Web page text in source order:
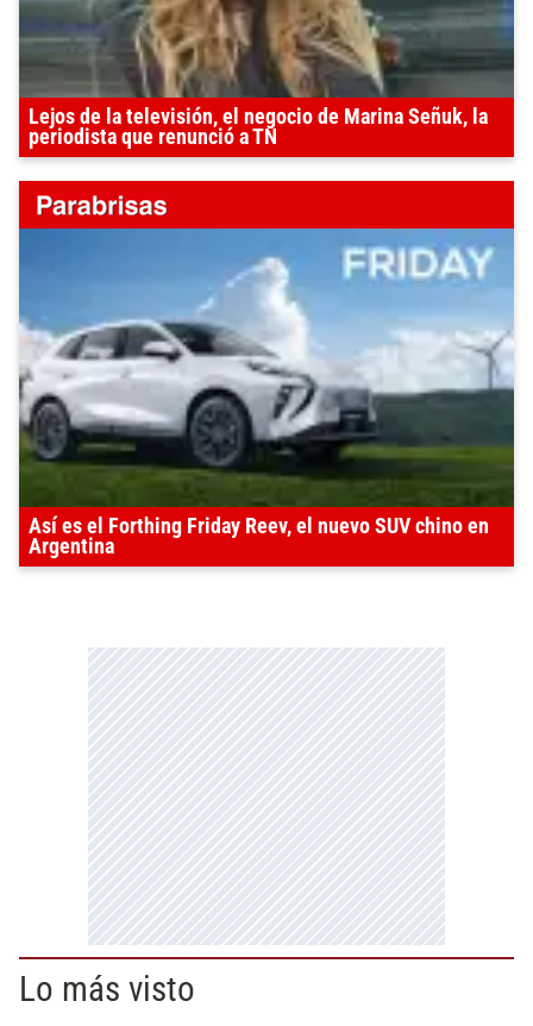
Lejos de la televisión, el negocio de Marina Señuk, la
periodista que renunció a TN
Así es el Forthing Friday Reev, el nuevo SUV chino en
Argentina
Lo más visto